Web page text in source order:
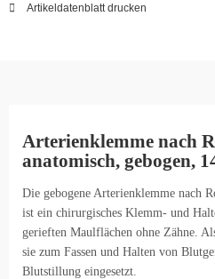
Artikeldatenblatt drucken
Arterienklemme nach
anatomisch, gebogen,
Die gebogene Arterienklemme nach
ist ein chirurgisches Klemm- und
gerieften Maulflächen ohne Zähne.
sie zum Fassen und Halten von
Blutstillung eingesetzt.